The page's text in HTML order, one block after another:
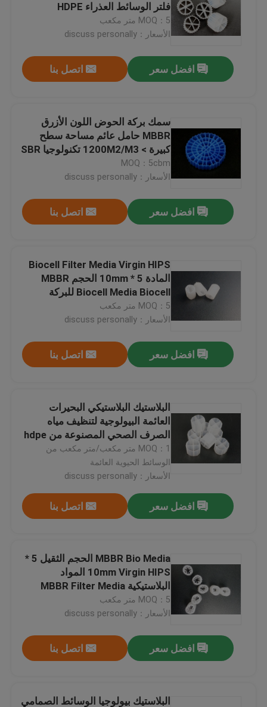
الصفحة الرئيسية
معلومات عنا
مراقبة الجودة
مدونة
الوسائط المرشحة MBBR
فلتر الوسائط العذراء HDPE
MOQ：5 متر مكعب
الأسعار：discuss personally
افضل سعر اتصل بنا
سمك بركة الحوض اللون الأزرق
MBBR حامل عائم مساحة سطح
كبيرة > 1200M2/M3 تكنولوجيا SBR
25 * 4mm وسائل الإعلام
MOQ：5cbm
الأسعار：discuss personally
افضل سعر اتصل بنا
Biocell Filter Media Virgin HIPS
المادة 5 * 10mm الحجم MBBR
Biocell Media Biocell للبركة
MOQ：5 متر مكعب
الأسعار：discuss personally
افضل سعر اتصل بنا
البلاستيك البلاستيكي البحيرات
العائمة البيولوجية لتنظيف مياه
الصرف الصحي المصنوعة من hdpe
MOQ：1 متر مكعب/متر مكعب من
الوسائط الحيوية العائمة
الأسعار：discuss personally
افضل سعر اتصل بنا
MBBR Bio Media الحجم الثقيل 5 *
10mm Virgin HIPS المواد
البلاستيكية MBBR Filter Media
MOQ：5 متر مكعب
الأسعار：discuss personally
افضل سعر اتصل بنا
البلاستيك بيولوجيا الوسائط الصمامي